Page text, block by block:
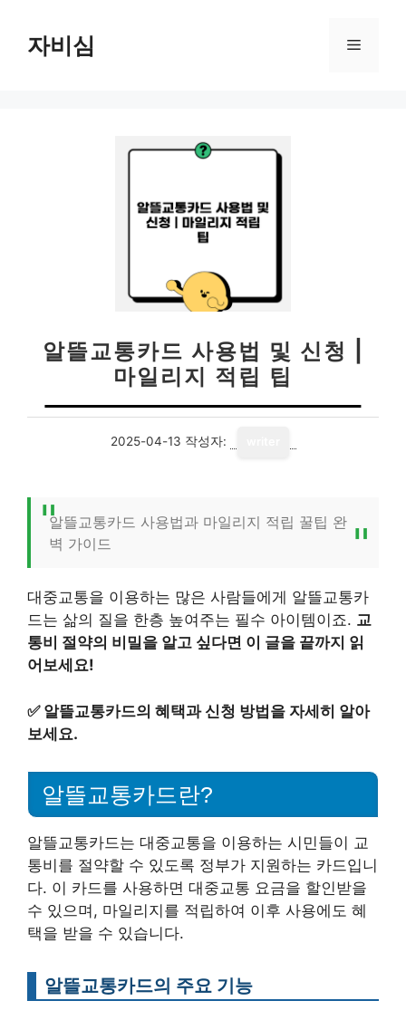
자비심 메
알뜰교통카드 사용법 및 신청 |
마일리지 적립 팁
2025-04-13 작성자:
알뜰교통카드 사용법과 마일리지 적립 꿀팁 완
벽 가이드
대중교통을 이용하는 많은 사람들에게 알뜰교통카
드는 삶의 질을 한층 높여주는 필수 아이템이죠. 교
통비 절약의 비밀을 알고 싶다면 이 글을 끝까지 읽
어보세요!
✅ 알뜰교통카드의 혜택과 신청 방법을 자세히 알아
보세요.
알뜰교통카드란?
알뜰교통카드는 대중교통을 이용하는 시민들이 교
통비를 절약할 수 있도록 정부가 지원하는 카드입니
다. 이 카드를 사용하면 대중교통 요금을 할인받을
수 있으며, 마일리지를 적립하여 이후 사용에도 혜
택을 받을 수 있습니다.
알뜰교통카드의 주요 기능